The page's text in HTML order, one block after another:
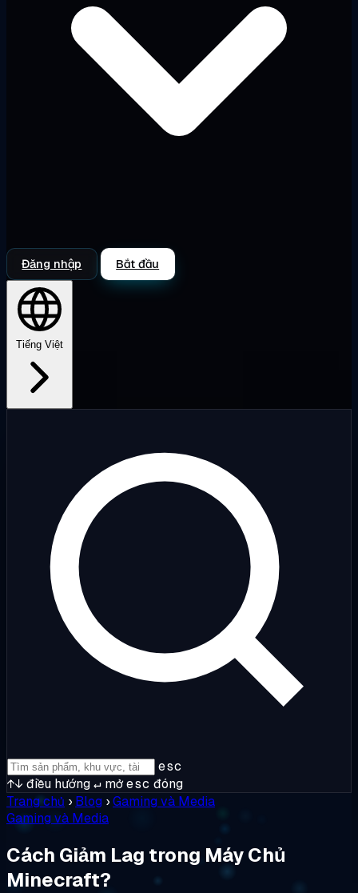
Đăng nhập Bắt đầu
Tiếng Việt
esc
↑↓ điều hướng↵ mởesc đóng
Trang chủ › Blog ›Gaming và Media
Gaming và Media
Cách Giảm Lag trong Máy Chủ
Minecraft?